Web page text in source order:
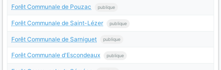
Forêt Communale de Pouzac publique
Forêt Communale de Saint-Lézer publique
Forêt Communale de Sarniguet publique
Forêt Communale d'Escondeaux publique